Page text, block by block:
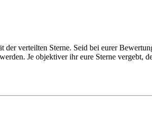
verteilten Sterne. Seid bei eurer
Je objektiver ihr eure Sterne vergebt,